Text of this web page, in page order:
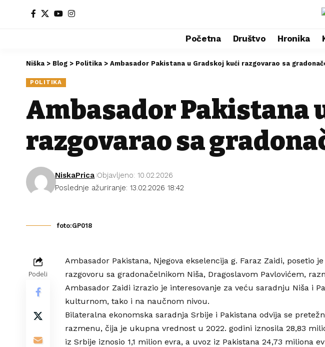
Početna Društvo Hronika
Niška > Blog > Politika > Ambasador Pakistana u Gradskoj kući razgovarao sa
POLITIKA
Ambasador Pakistana
razgovarao sa
Poslednje ažuriranje: 13.02.2026 18:42
NiskaPrica Objavljeno: 10.02.2026
foto:GP018
Podeli
Ambasador Pakistana, Njegova ekselencija g. Faraz Zaidi, posetio
razgovoru sa gradonačelnikom Niša, Dragoslavom Pavlovićem,
Ambasador Zaidi izrazio je interesovanje za veću saradnju Niša i
kulturnom, tako i na naučnom nivou.
Bilateralna ekonomska saradnja Srbije i Pakistana odvija se
razmenu, čija je ukupna vrednost u 2022. godini iznosila 28,83
iz Srbije iznosio 1,1 milion evra, a uvoz iz Pakistana 24,73 miliona